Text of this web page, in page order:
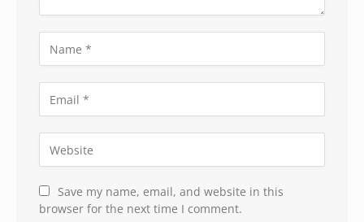
Save my name, email, and website in this
browser for the next time I comment.